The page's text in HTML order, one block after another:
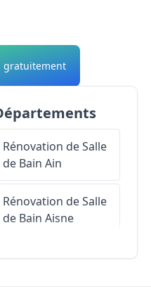
gratuitement
Rénovation de Salle
de Bain Ain
Rénovation de Salle
de Bain Aisne
Rénovation de Salle